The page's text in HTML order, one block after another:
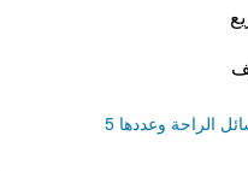
الراحة وعددها 5